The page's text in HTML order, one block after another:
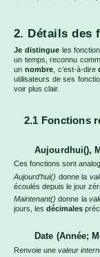
2. Détails des
Je distingueles
un temps, reconnu
un nombre, c’est-à-dire
utilisateurs de ses
voir plus clair.
2.1 Fonctions
Aujourdhui(),
Ces fonctions sont
Aujourd’hui() donne la
écoulés depuis le jour
Maintenant() donne la
jours, les décimales
Date (Année;
Renvoie une valeur